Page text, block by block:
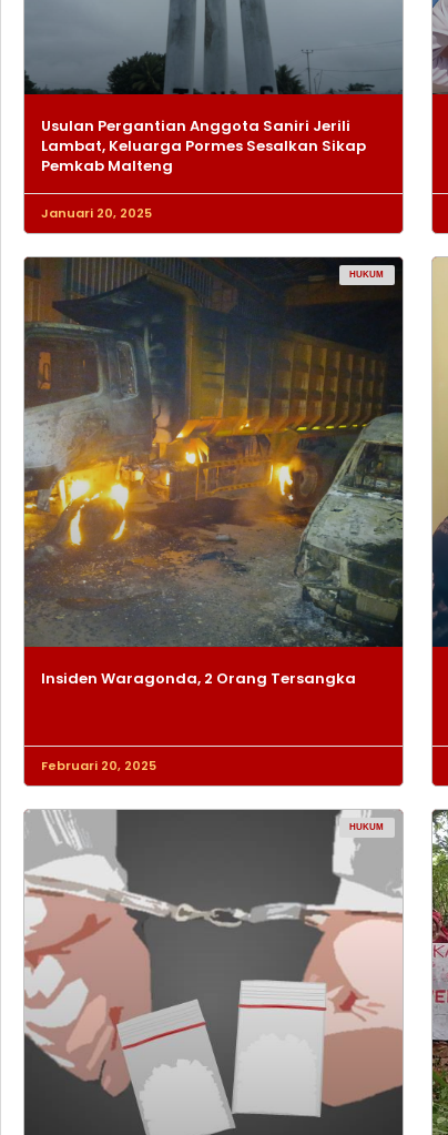
Usulan Pergantian Anggota Saniri Jerili
Lambat, Keluarga Pormes Sesalkan Sikap
Pemkab Malteng
Januari 20, 2025
HUKUM
Insiden Waragonda, 2 Orang Tersangka
Februari 20, 2025
HUKUM